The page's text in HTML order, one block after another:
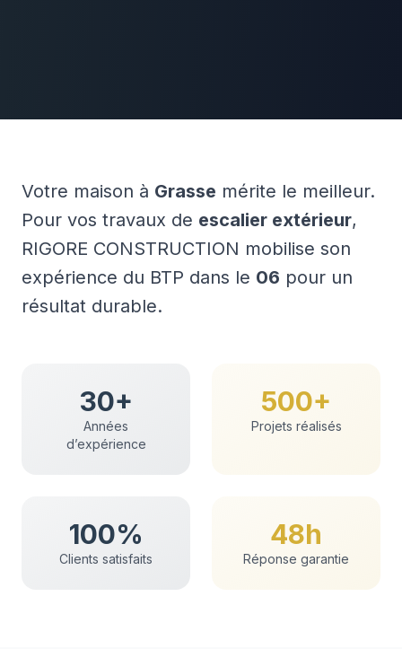
Votre maison à Grasse mérite le meilleur.
Pour vos travaux de escalier extérieur,
RIGORE CONSTRUCTION mobilise son
expérience du BTP dans le 06 pour un
résultat durable.
30+
Années
d’expérience
500+
Projets réalisés
100%
Clients satisfaits
48h
Réponse garantie